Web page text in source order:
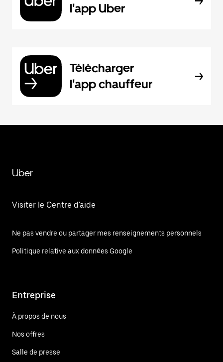
l'app Uber
Télécharger
l'app chauffeur
Uber
Visiter le Centre d'aide
Ne pas vendre ou partager mes renseignements personnels
Politique relative aux données Google
Entreprise
À propos de nous
Nos offres
Salle de presse